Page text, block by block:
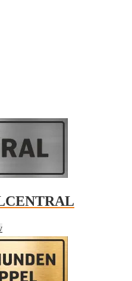
Den
här
produkten
har